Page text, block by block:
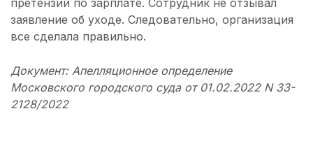
претензий по зарплате. Сотрудник не отзывал
заявление об уходе. Следовательно, организация
все сделала правильно.
Документ: Апелляционное определение
Московского городского суда от 01.02.2022 N 33-
2128/2022